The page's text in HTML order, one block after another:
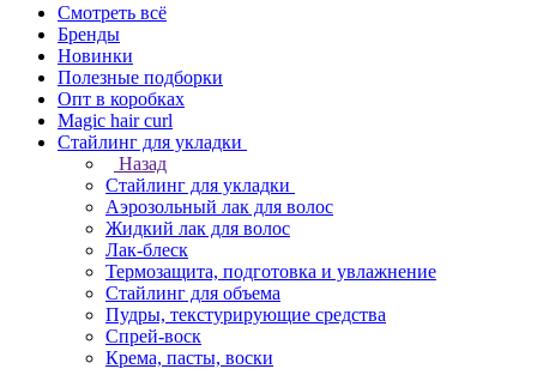
Смотреть всё
Бренды
Новинки
Полезные подборки
Опт в коробках
Magic hair curl
Стайлинг для укладки
Назад
Стайлинг для укладки
Аэрозольный лак для волос
Жидкий лак для волос
Лак-блеск
Термозащита, подготовка и увлажнение
Стайлинг для объема
Пудры, текстурирующие средства
Спрей-воск
Крема, пасты, воски